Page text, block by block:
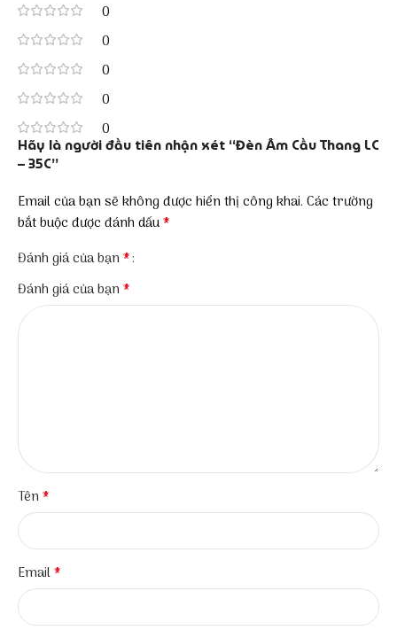
0
0
0
0
0
Hãy là người đầu tiên nhận xét “Đèn Âm Cầu Thang LC
– 35C”
Email của bạn sẽ không được hiển thị công khai. Các trường
bắt buộc được đánh dấu*
Đánh giá của bạn*
Đánh giá của bạn*
Tên*
Email*